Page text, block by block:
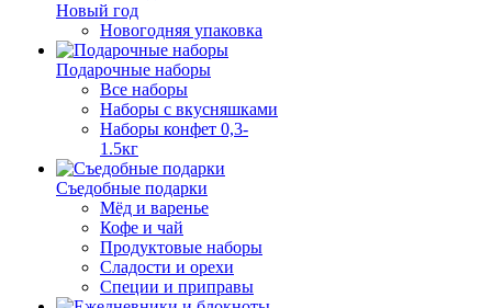
Новый год
Новогодняя упаковка
Подарочные наборы
Все наборы
Наборы с вкусняшками
Наборы конфет 0,3-
1.5кг
Съедобные подарки
Мёд и варенье
Кофе и чай
Продуктовые наборы
Сладости и орехи
Специи и приправы